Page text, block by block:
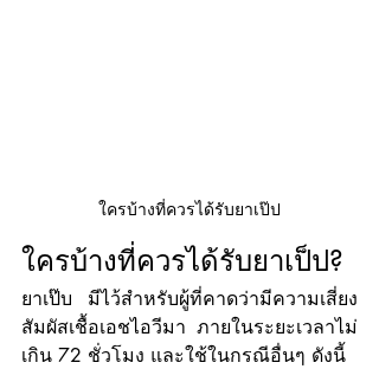
ใครบ้างที่ควรได้รับยาเป๊ป
ใครบ้างที่ควรได้รับยาเป็ป?
ยาเป๊บ มีไว้สำหรับผู้ที่คาดว่ามีความเสี่ยง
สัมผัสเชื้อเอชไอวีมา ภายในระยะเวลาไม่
เกิน 72 ชั่วโมง และใช้ในกรณีอื่นๆ ดังนี้